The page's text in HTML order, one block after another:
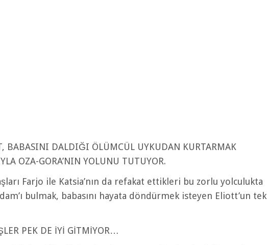
BABASINI DALDIĞI ÖLÜMCÜL UYKUDAN KURTARMAK
OZA-GORA’NIN YOLUNU TUTUYOR.
Farjo ile Katsia’nın da refakat ettikleri bu zorlu yolculukta
bulmak, babasını hayata döndürmek isteyen Eliott’un tek
PEK DE İYİ GİTMİYOR…